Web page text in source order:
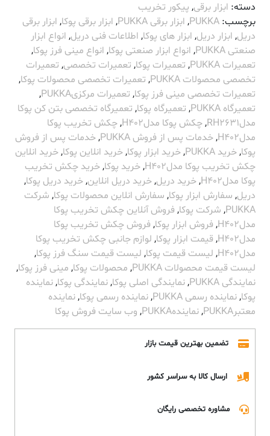
دسته: ابزار برقی, پیکور تخریب
برچسب: PUKKA
, ابزار برقی PUKKA , ابزار برقی پوکا, ابزار برقی
دریل, ابزار دریل, ابزار های پوکا, اطلاعات فنی دریل, انواع ابزار
صنعتی PUKKA
, انواع ابزار صنعتی پوکا, انواع مینی فرز پوکا,
تعمیرات PUKKA
, تعمیرات پوکا, تعمیرات تخصصی, تعمیرات
تخصصی محصولات PUKKA
, تعمیرات تخصصی محصولات پوکا,
تعمیرات تخصصی مینی فرز پوکا, تعمیرات مرکزیPUKKA
,
تعمیرگاه PUKKA
, تعمیرگاه پوکا, تعمیرگاه تخصصی بتن کن پوکا
مدلRH2631
,چکش پوکا مدلH402 ,چکش تخریب پوکا
مدلH402
,خدمات پس از فروش PUKKA ,خدمات پس از فروش
پوکا,خرید PUKKA ,خرید ابزار پوکا,خرید انلاین پوکا,خرید انلاین
چکش تخریب پوکا مدلH402
,خرید پوکا,خرید چکش تخریب
پوکا مدلH402
,خرید دریل,خرید دریل انلاین,خرید دریل پوکا,
دریل, سفارش ابزار پوکا, سفارش انلاین محصولات پوکا, شرکت
PUKKA
, شرکت پوکا, فروش آنلاین چکش تخریب پوکا
مدلH402
, فروش ابزار پوکا, فروش چکش تخریب پوکا
مدلH402
, قیمت ابزار پوکا, لوازم جانبی چکش تخریب پوکا
مدلH402
, لیست قیمت پوکا, لیست قیمت سنگ فرز پوکا,
لیست قیمت محصولات PUKKA
, محصولات پوکا, مینی فرز پوکا,
نمایندگی PUKKA
,نمایندگی اصلی پوکا,نمایندگی پوکا,نماینده
پوکا,نماینده رسمی PUKKA ,نماینده رسمی پوکا,نماینده
معتبرPUKKA
,نمایندهPUKKA , وب سایت فروش پوکا
تضمین بهترین قیمت بازار
ارسال کالا به سراسر کشور
مشاوره تخصصی رایگان